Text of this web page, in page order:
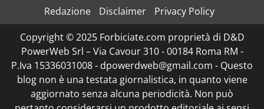
Redazione Disclaimer
Privacy Policy
Copyright © 2025 Forbiciate.com proprietà di D&D
PowerWeb Srl – Via Cavour 310 - 00184 Roma RM -
P.Iva 15336031008 - dpowerdweb@gmail.com - Questo
blog non è una testata giornalistica, in quanto viene
aggiornato senza alcuna periodicità. Non può